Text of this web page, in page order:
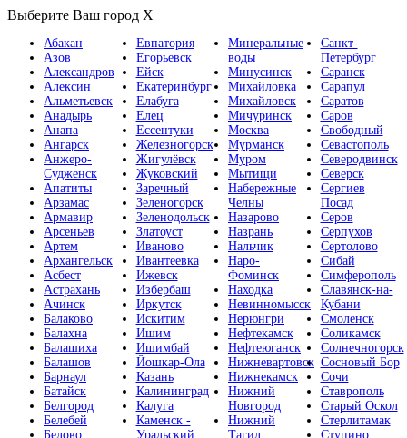
Выберите Ваш город X
Абакан
Азов
Александров
Алексин
Альметьевск
Анадырь
Анапа
Ангарск
Анжеро-
Судженск
Апатиты
Арзамас
Армавир
Арсеньев
Артем
Архангельск
Асбест
Астрахань
Ачинск
Балаково
Балахна
Балашиха
Балашов
Барнаул
Батайск
Белгород
Белебей
Белово
Евпатория
Егорьевск
Ейск
Екатеринбург
Елабуга
Елец
Ессентуки
Железногорск
Жигулёвск
Жуковский
Заречный
Зеленогорск
Зеленодольск
Златоуст
Иваново
Ивантеевка
Ижевск
Избербаш
Иркутск
Искитим
Ишим
Ишимбай
Йошкар-Ола
Казань
Калининград
Калуга
Каменск -
Уральский
Минеральные
воды
Минусинск
Михайловка
Михайловск
Мичуринск
Москва
Мурманск
Муром
Мытищи
Набережные
Челны
Назарово
Назрань
Нальчик
Наро-
Фоминск
Находка
Невинномысск
Нерюнгри
Нефтекамск
Нефтеюганск
Нижневартовск
Нижнекамск
Нижний
Новгород
Нижний
Тагил
Санкт-
Петербург
Саранск
Сарапул
Саратов
Саров
Свободный
Севастополь
Северодвинск
Северск
Сергиев
Посад
Серов
Серпухов
Сертолово
Сибай
Симферополь
Славянск-на-
Кубани
Смоленск
Соликамск
Солнечногорск
Сосновый Бор
Сочи
Ставрополь
Старый Оскол
Стерлитамак
Ступино